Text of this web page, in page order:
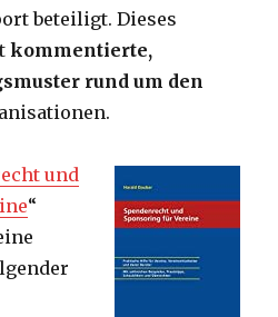
beteiligt. Dieses
kommentierte,
rund um den
und
“